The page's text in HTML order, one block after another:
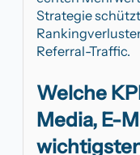
Strategie
Referral-Traffic.
Welche
Media, E-